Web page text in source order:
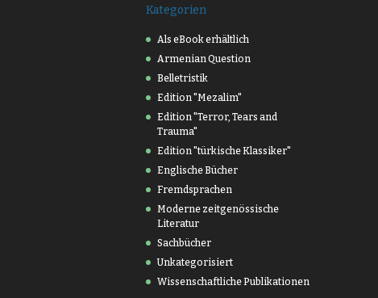
Kategorien
Als eBook erhältlich
Armenian Question
Belletristik
Edition "Mezalim"
Edition "Terror, Tears and
Trauma"
Edition "türkische Klassiker"
Englische Bücher
Fremdsprachen
Moderne zeitgenössische
Literatur
Sachbücher
Unkategorisiert
Wissenschaftliche Publikationen